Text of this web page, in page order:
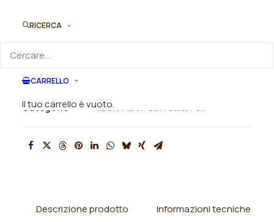
RICERCA
CARRELLO
Il tuo carrello è vuoto.
Categorie
Alberi, Alberi da Frutto, Peri
Descrizione prodotto Informazioni tecniche